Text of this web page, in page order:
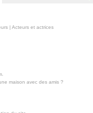
| Acteurs et actrices
maison avec des amis?